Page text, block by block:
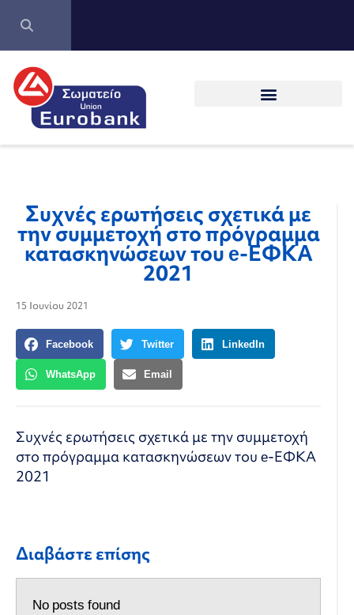
Συχνές ερωτήσεις σχετικά με
την συμμετοχή στο πρόγραμμα
κατασκηνώσεων του e-ΕΦΚΑ
2021
15 Ιουνίου 2021
Facebook Twitter LinkedIn
WhatsApp Email
Συχνές ερωτήσεις σχετικά με την συμμετοχή
στο πρόγραμμα κατασκηνώσεων του e-ΕΦΚΑ
2021
Διαβάστε επίσης
No posts found